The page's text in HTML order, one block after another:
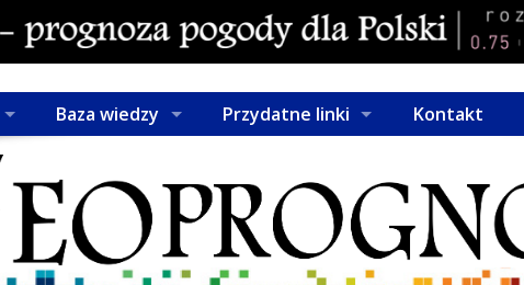
Baza wiedzy Przydatne linki Kontakt